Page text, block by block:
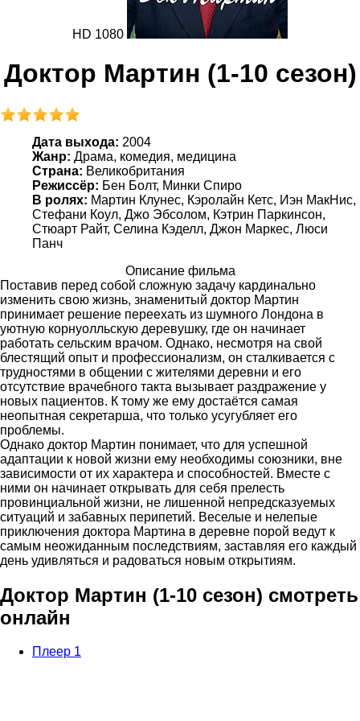
HD 1080
Доктор Мартин (1-10 сезон)
Дата выхода: 2004
Жанр: Драма, комедия, медицина
Страна: Великобритания
Режиссёр: Бен Болт, Минки Спиро
В ролях: Мартин Клунес, Кэролайн Кетс, Иэн МакНис,
Стефани Коул, Джо Эбсолом, Кэтрин Паркинсон,
Стюарт Райт, Селина Кэделл, Джон Маркес, Люси
Панч
Описание фильма
Поставив перед собой сложную задачу кардинально
изменить свою жизнь, знаменитый доктор Мартин
принимает решение переехать из шумного Лондона в
уютную корнуолльскую деревушку, где он начинает
работать сельским врачом. Однако, несмотря на свой
блестящий опыт и профессионализм, он сталкивается с
трудностями в общении с жителями деревни и его
отсутствие врачебного такта вызывает раздражение у
новых пациентов. К тому же ему достаётся самая
неопытная секретарша, что только усугубляет его
проблемы.
Однако доктор Мартин понимает, что для успешной
адаптации к новой жизни ему необходимы союзники, вне
зависимости от их характера и способностей. Вместе с
ними он начинает открывать для себя прелесть
провинциальной жизни, не лишенной непредсказуемых
ситуаций и забавных перипетий. Веселые и нелепые
приключения доктора Мартина в деревне порой ведут к
самым неожиданным последствиям, заставляя его каждый
день удивляться и радоваться новым открытиям.
Доктор Мартин (1-10 сезон) смотреть
онлайн
Плеер 1